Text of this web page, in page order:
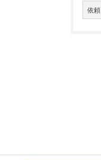
依頼